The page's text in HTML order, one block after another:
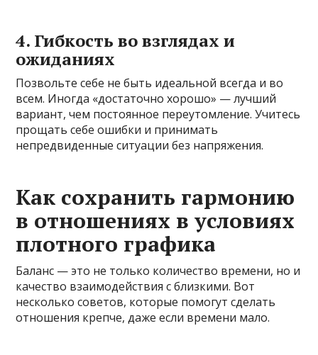
4. Гибкость во взглядах и
ожиданиях
Позвольте себе не быть идеальной всегда и во
всем. Иногда «достаточно хорошо» — лучший
вариант, чем постоянное переутомление. Учитесь
прощать себе ошибки и принимать
непредвиденные ситуации без напряжения.
Как сохранить гармонию
в отношениях в условиях
плотного графика
Баланс — это не только количество времени, но и
качество взаимодействия с близкими. Вот
несколько советов, которые помогут сделать
отношения крепче, даже если времени мало.